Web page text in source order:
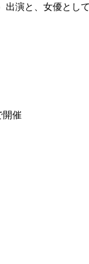
と、女優とし
開催